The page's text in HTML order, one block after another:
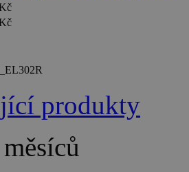
produkty